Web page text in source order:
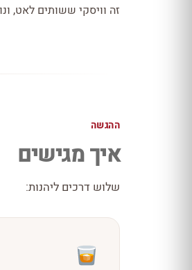
זה וויסקי ששותים לאט,
ההגשה
איך מגישים
שלוש דרכים ליהנות: